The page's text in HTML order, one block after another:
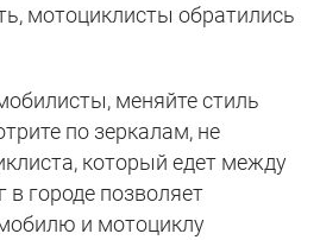
мотоциклисты обратились
меняйте стиль
по зеркалам, не
который едет между
городе позволяет
и мотоциклу